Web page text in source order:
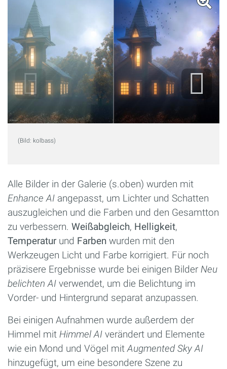
(Bild: kolbass)
Alle Bilder in der Galerie (s.oben) wurden mit
Enhance AI angepasst, um Lichter und Schatten
auszugleichen und die Farben und den Gesamtton
zu verbessern. Weißabgleich, Helligkeit,
Temperaturund Farben wurden mit den
Werkzeugen Licht und Farbe korrigiert. Für noch
präzisere Ergebnisse wurde bei einigen Bilder Neu
belichten AI verwendet, um die Belichtung im
Vorder- und Hintergrund separat anzupassen.
Bei einigen Aufnahmen wurde außerdem der
Himmel mit Himmel AI verändert und Elemente
wie ein Mond und Vögel mitAugmented Sky AI
hinzugefügt, um eine besondere Szene zu